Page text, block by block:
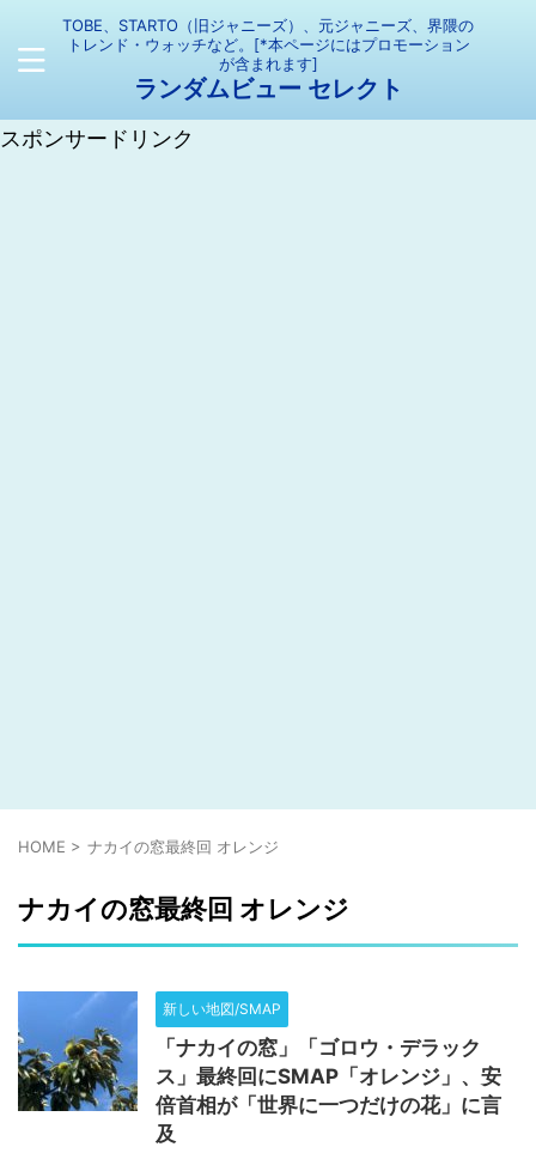
TOBE、STARTO（旧ジャニーズ）、元ジャニーズ、界隈の
トレンド・ウォッチなど。[*本ページにはプロモーション
が含まれます]
ランダムビュー セレクト
スポンサードリンク
HOME > ナカイの窓最終回 オレンジ
ナカイの窓最終回 オレンジ
新しい地図/SMAP
「ナカイの窓」「ゴロウ・デラック
ス」最終回にSMAP「オレンジ」、安
倍首相が「世界に一つだけの花」に言
及